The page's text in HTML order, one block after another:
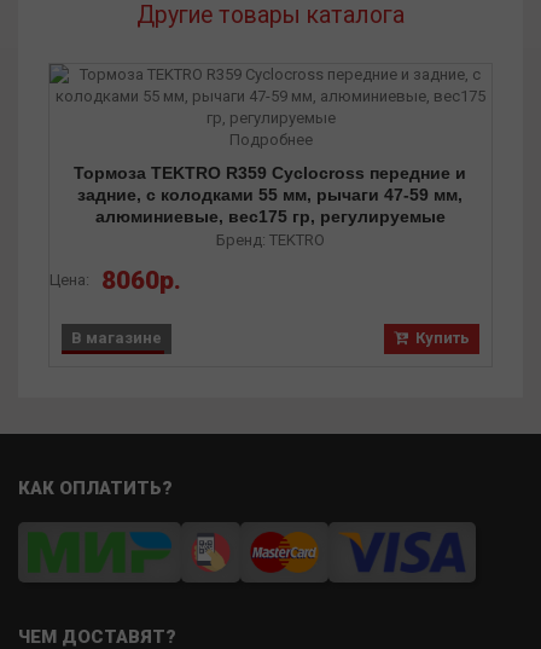
Другие товары каталога
Подробнее
Тормоза TEKTRO R359 Cyclocross передние и
задние, с колодками 55 мм, рычаги 47-59 мм,
алюминиевые, вес175 гр, регулируемые
Бренд: TEKTRO
Цена: 8060р.
Купить
В магазине
КАК ОПЛАТИТЬ?
ЧЕМ ДОСТАВЯТ?